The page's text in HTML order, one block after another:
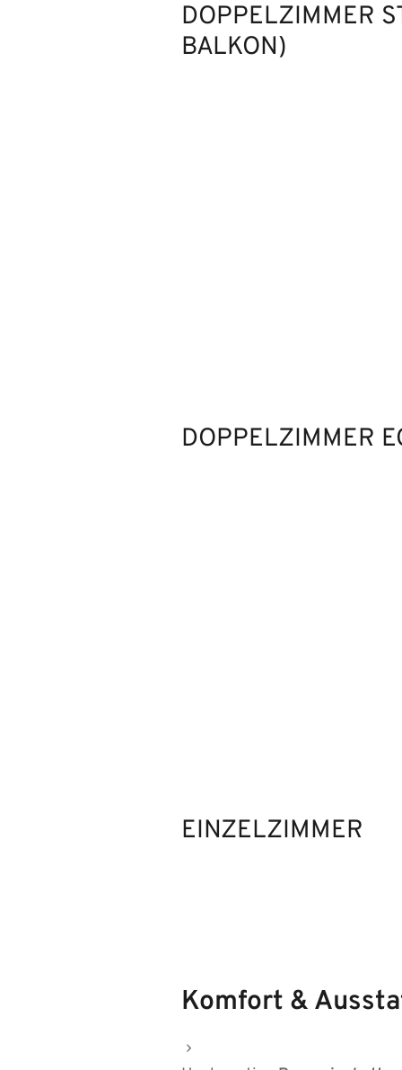
DOPPELZIMMER
BALKON)
DOPPELZIMMER
EINZELZIMMER
Komfort &